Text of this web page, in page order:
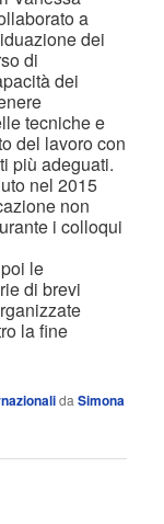
a
dei
di
dei
tecniche e
del lavoro con
più adeguati.
nel 2015
non
i colloqui
le
di brevi
la fine
daSimona